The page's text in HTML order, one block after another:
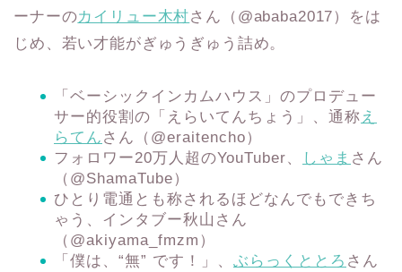
ーナーのカイリュー木村さん（‪@ababa2017）をは
じめ、若い才能がぎゅうぎゅう詰め。
「ベーシックインカムハウス」のプロデュー
サー的役割の「えらいてんちょう」、通称 え
らてん さん（‪@eraitencho）
フォロワー20万人超のYouTuber、
しゃま さん
（‪@ShamaTube‬）
ひとり電通とも称されるほどなんでもできち
ゃう、インタブー秋山さん
（‪@akiyama_fmzm‬）
「僕は、“無” です！」、 ぶらっくととろ さん